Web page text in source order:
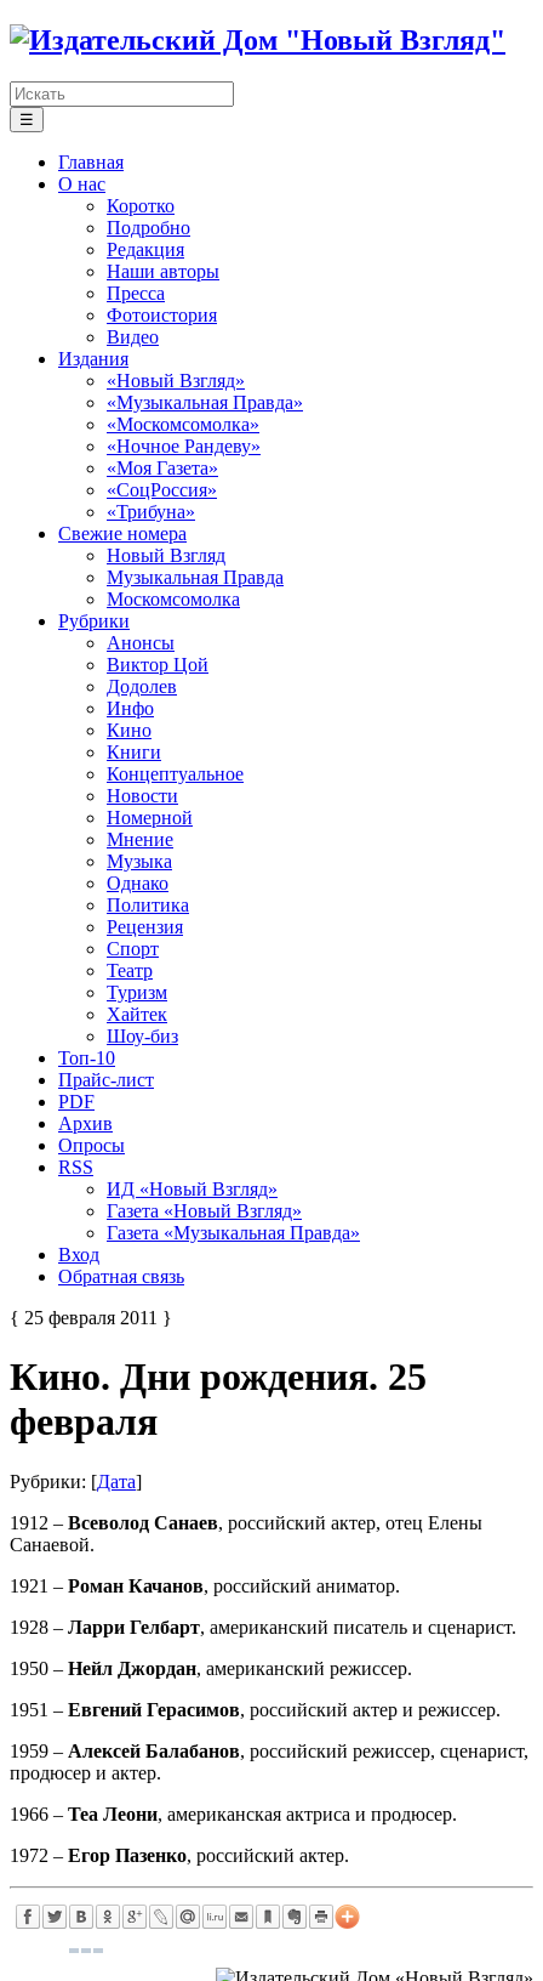
☰
Главная
О нас
Коротко
Подробно
Редакция
Наши авторы
Пресса
Фотоистория
Видео
Издания
«Новый Взгляд»
«Музыкальная Правда»
«Москомсомолка»
«Ночное Рандеву»
«Моя Газета»
«СоцРоссия»
«Трибуна»
Свежие номера
Новый Взгляд
Музыкальная Правда
Москомсомолка
Рубрики
Анонсы
Виктор Цой
Додолев
Инфо
Кино
Книги
Концептуальное
Новости
Номерной
Мнение
Музыка
Однако
Политика
Рецензия
Спорт
Театр
Туризм
Хайтек
Шоу-биз
Топ-10
Прайс-лист
PDF
Архив
Опросы
RSS
ИД «Новый Взгляд»
Газета «Новый Взгляд»
Газета «Музыкальная Правда»
Вход
Обратная связь
{ 25 февраля 2011 }
Кино. Дни рождения. 25
февраля
Рубрики: [Дата]
1912 – Всеволод Санаев, российский актер, отец Елены
Санаевой.
1921 – Роман Качанов, российский аниматор.
1928 – Ларри Гелбарт, американский писатель и сценарист.
1950 – Нейл Джордан, американский режиссер.
1951 – Евгений Герасимов, российский актер и режиссер.
1959 – Алексей Балабанов, российский режиссер, сценарист,
продюсер и актер.
1966 – Теа Леони, американская актриса и продюсер.
1972 – Егор Пазенко, российский актер.